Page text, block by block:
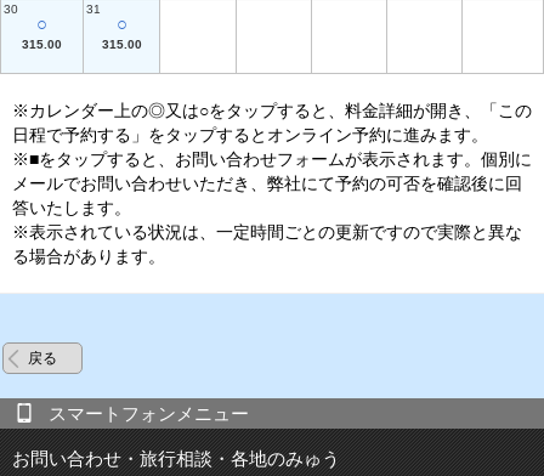
30
○
315.00
31
○
315.00
※カレンダー上の◎又は○をタップすると、料金詳細が開き、「この
日程で予約する」をタップするとオンライン予約に進みます。
※■をタップすると、お問い合わせフォームが表示されます。個別に
メールでお問い合わせいただき、弊社にて予約の可否を確認後に回
答いたします。
※表示されている状況は、一定時間ごとの更新ですので実際と異な
る場合があります。
戻る
スマートフォンメニュー
お問い合わせ・旅行相談・各地のみゅう